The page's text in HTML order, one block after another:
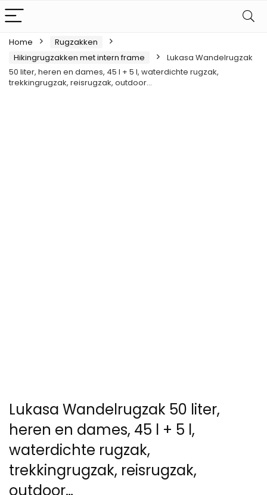
Home
Rugzakken
Hikingrugzakken met intern frame
Lukasa Wandelrugzak
50 liter, heren en dames, 45 l + 5 l, waterdichte rugzak,
trekkingrugzak, reisrugzak, outdoor…
Lukasa Wandelrugzak 50 liter,
heren en dames, 45 l + 5 l,
waterdichte rugzak,
trekkingrugzak, reisrugzak,
outdoor…